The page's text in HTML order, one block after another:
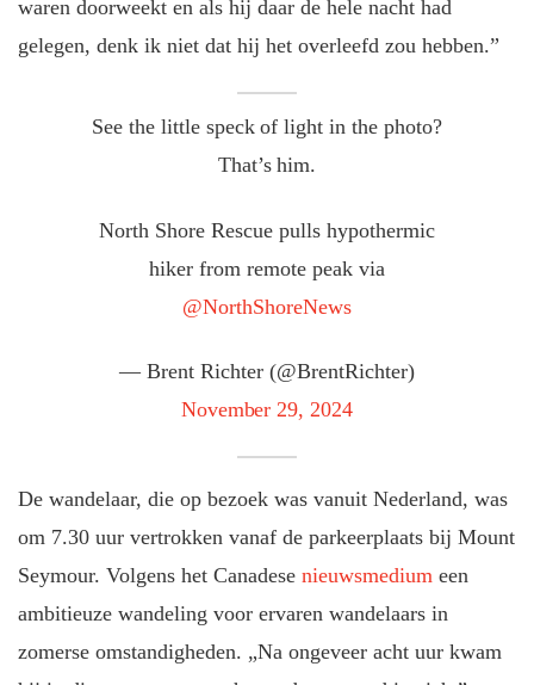
waren doorweekt en als hij daar de hele nacht had
gelegen, denk ik niet dat hij het overleefd zou hebben.”
See the little speck of light in the photo?
That’s him.
North Shore Rescue pulls hypothermic
hiker from remote peak via
@NorthShoreNews
— Brent Richter (@BrentRichter)
November 29, 2024
De wandelaar, die op bezoek was vanuit Nederland, was
om 7.30 uur vertrokken vanaf de parkeerplaats bij Mount
Seymour. Volgens het Canadese nieuwsmedium een
ambitieuze wandeling voor ervaren wandelaars in
zomerse omstandigheden. „Na ongeveer acht uur kwam